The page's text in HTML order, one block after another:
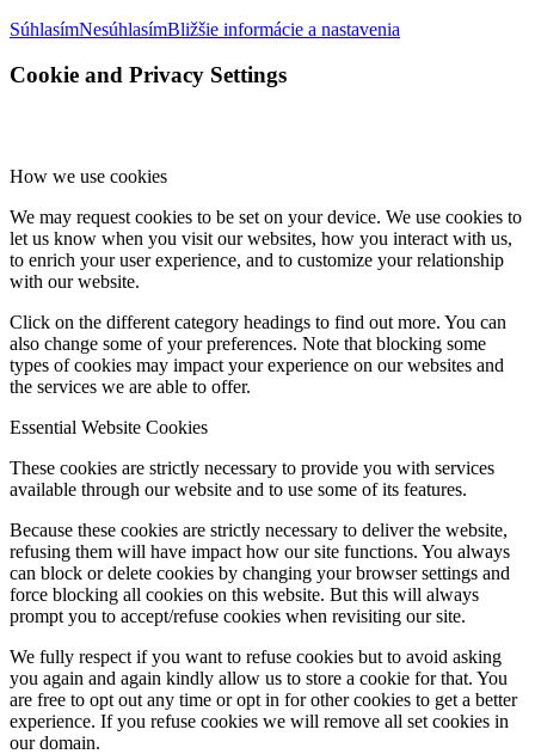
SúhlasímNesúhlasímBližšie informácie a nastavenia
Cookie and Privacy Settings
How we use cookies
We may request cookies to be set on your device. We use cookies to
let us know when you visit our websites, how you interact with us,
to enrich your user experience, and to customize your relationship
with our website.
Click on the different category headings to find out more. You can
also change some of your preferences. Note that blocking some
types of cookies may impact your experience on our websites and
the services we are able to offer.
Essential Website Cookies
These cookies are strictly necessary to provide you with services
available through our website and to use some of its features.
Because these cookies are strictly necessary to deliver the website,
refusing them will have impact how our site functions. You always
can block or delete cookies by changing your browser settings and
force blocking all cookies on this website. But this will always
prompt you to accept/refuse cookies when revisiting our site.
We fully respect if you want to refuse cookies but to avoid asking
you again and again kindly allow us to store a cookie for that. You
are free to opt out any time or opt in for other cookies to get a better
experience. If you refuse cookies we will remove all set cookies in
our domain.